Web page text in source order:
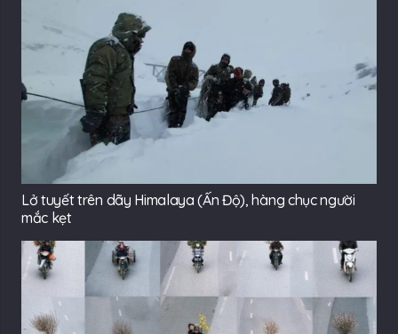
Lở tuyết trên dãy Himalaya (Ấn Độ), hàng chục người
mắc kẹt